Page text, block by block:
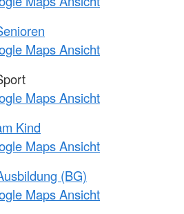
Maps Ansicht
Maps Ansicht
Kind
Maps Ansicht
(BG)
Maps Ansicht